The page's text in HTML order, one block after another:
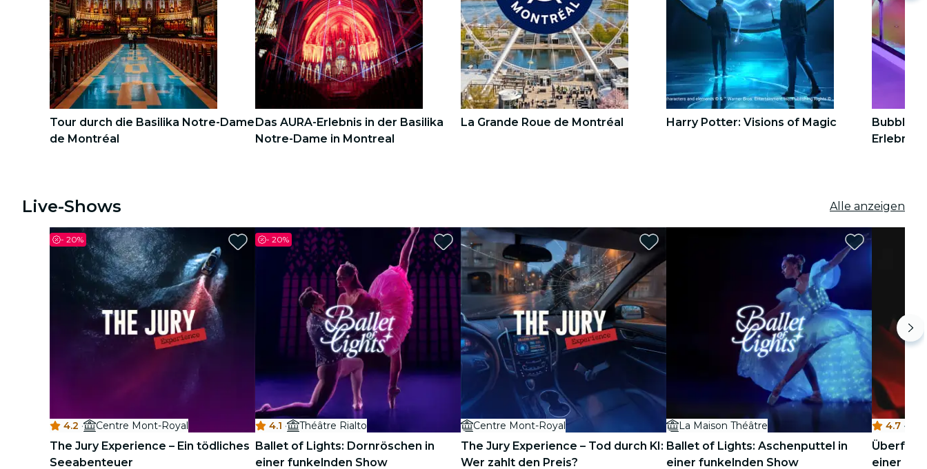
Stadttouren
Konzerte
Restaurants
Kino
Tour durch die Basilika Notre-Dame
de Montréal
Das AURA-Erlebnis in der Basilika
Notre-Dame in Montreal
La Grande Roue de Montréal Harry Potter: Visions of Magic
Bubble
Erlebnis
Live-Shows Alle anzeigen
- 20%
4.2 · Centre Mont-Royal
The Jury Experience – Ein tödliches
Seeabenteuer
- 20%
4.1 · Théâtre Rialto
Ballet of Lights: Dornröschen in
einer funkelnden Show
Centre Mont-Royal
The Jury Experience – Tod durch KI:
Wer zahlt den Preis?
La Maison Théâtre
Ballet of Lights: Aschenputtel in
einer funkelnden Show
4.7 ·
Überfall:
einer